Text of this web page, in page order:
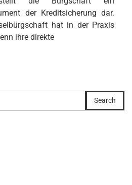
der Kreditsicherung dar.
hat in der Praxis
ihre direkte